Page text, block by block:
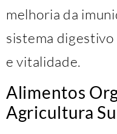
melhoria da
sistema digestivo
e vitalidade.
Alimentos
Agricultura